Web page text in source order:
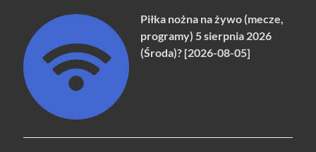
Piłka nożna na żywo (mecze,
programy) 5 sierpnia 2026
(Środa)? [2026-08-05]